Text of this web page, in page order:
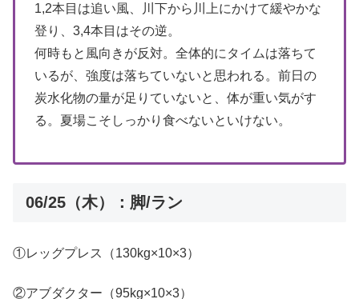
1,2本目は追い風、川下から川上にかけて緩やかな
登り、3,4本目はその逆。
何時もと風向きが反対。全体的にタイムは落ちて
いるが、強度は落ちていないと思われる。前日の
炭水化物の量が足りていないと、体が重い気がす
る。夏場こそしっかり食べないといけない。
06/25（木）：脚/ラン
①レッグプレス（130kg×10×3）
②アブダクター（95kg×10×3）